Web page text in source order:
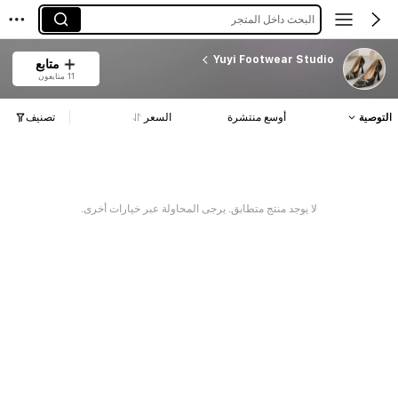
البحث داخل المتجر
Yuyi Footwear Studio متابع
11 متابعون
التوصية أوسع منتشرة السعر تصنيف
لا يوجد منتج متطابق. يرجى المحاولة عبر خيارات أخرى.